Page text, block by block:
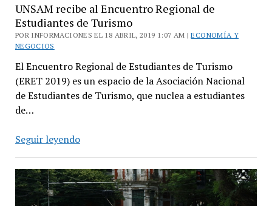
UNSAM recibe al Encuentro Regional de
Estudiantes de Turismo
POR INFORMACIONES EL 18 ABRIL, 2019 1:07 AM |ECONOMÍA Y
NEGOCIOS
El Encuentro Regional de Estudiantes de Turismo
(ERET 2019) es un espacio de la Asociación Nacional
de Estudiantes de Turismo, que nuclea a estudiantes
de…
Seguir leyendoUNSAM
al
Encuentro
Regional